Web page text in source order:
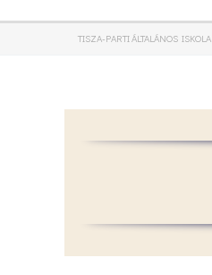
TISZA-PARTI ÁLTALÁNOS ISKOLA